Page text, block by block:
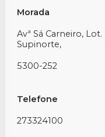
Morada
Avª Sá Carneiro, Lot.
Supinorte,
5300-252
Telefone
273324100